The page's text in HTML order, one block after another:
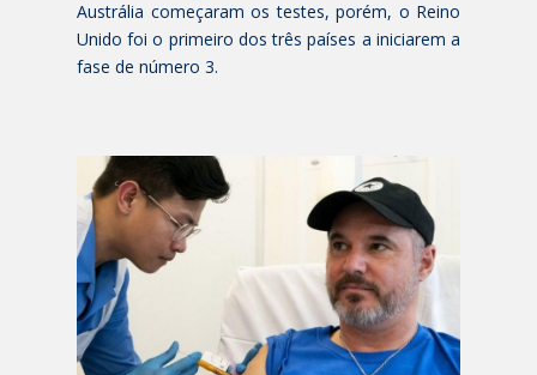
Austrália começaram os testes, porém, o Reino
Unido foi o primeiro dos três países a iniciarem a
fase de número 3.